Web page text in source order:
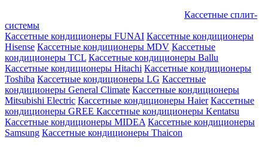
Кассетные сплит-
системы
Кассетные кондиционеры FUNAI Кассетные кондиционеры
Hisense Кассетные кондиционеры MDV Кассетные
кондиционеры TCL Кассетные кондиционеры Ballu
Кассетные кондиционеры Hitachi Кассетные кондиционеры
Toshiba Кассетные кондиционеры LG Кассетные
кондиционеры General Climate Кассетные кондиционеры
Mitsubishi Electric Кассетные кондиционеры Haier Кассетные
кондиционеры GREE Кассетные кондиционеры Kentatsu
Кассетные кондиционеры MIDEA Кассетные кондиционеры
Samsung Кассетные кондиционеры Thaicon